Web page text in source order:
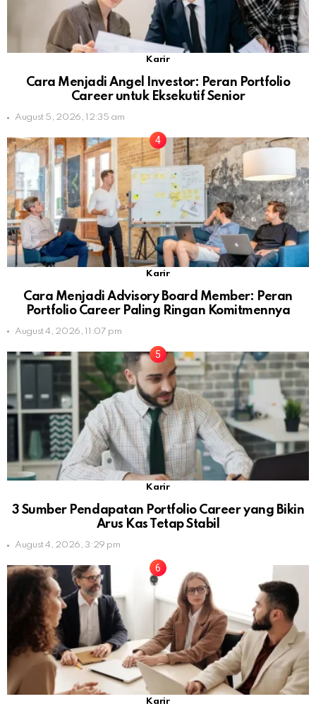
Karir
Cara Menjadi Angel Investor: Peran Portfolio
Career untuk Eksekutif Senior
August 5, 2026, 12:35 am
Karir
Cara Menjadi Advisory Board Member: Peran
Portfolio Career Paling Ringan Komitmennya
August 4, 2026, 11:07 pm
Karir
3 Sumber Pendapatan Portfolio Career yang Bikin
Arus Kas Tetap Stabil
August 4, 2026, 3:29 pm
Karir